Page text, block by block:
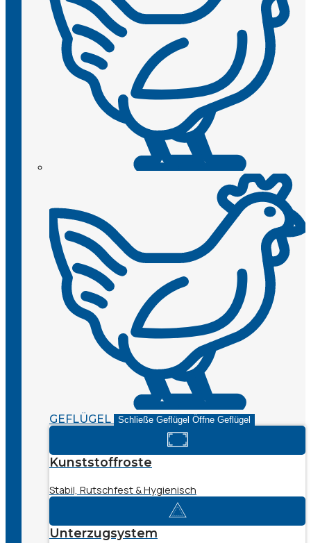
GEFLÜGEL Schließe Geflügel Öffne Geflügel
Kunststoffroste
Stabil, Rutschfest & Hygienisch
Unterzugsystem